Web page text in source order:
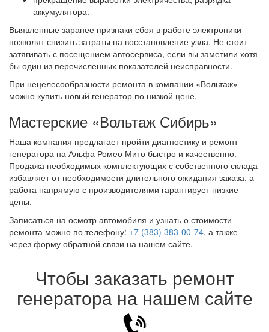
аккумулятора.
Выявленные заранее признаки сбоя в работе электроники
позволят снизить затраты на восстановление узла. Не стоит
затягивать с посещением автосервиса, если вы заметили хотя
бы один из перечисленных показателей неисправности.
При нецелесообразности ремонта в компании «Вольтаж»
можно купить новый генератор по низкой цене.
Мастерские «Вольтаж Сибирь»
Наша компания предлагает пройти диагностику и ремонт
генератора на Альфа Ромео Мито быстро и качественно.
Продажа необходимых комплектующих с собственного склада
избавляет от необходимости длительного ожидания заказа, а
работа напрямую с производителями гарантирует низкие
цены.
Записаться на осмотр автомобиля и узнать о стоимости
ремонта можно по телефону: +7 (383) 383-00-74, а также
через форму обратной связи на нашем сайте.
Чтобы заказать ремонт
генератора на нашем сайте